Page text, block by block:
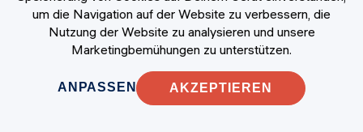
DATA SCIENCE FULL-STACK
um die Navigation auf der Website zu verbessern, die
Nutzung der Website zu analysieren und unsere
Marketingbemühungen zu unterstützen.
ANPASSEN AKZEPTIEREN